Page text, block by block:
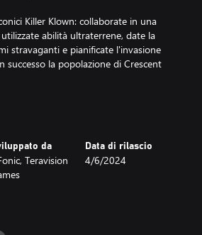
Killer Klown: collaborate in una
abilità ultraterrene, date la
stravaganti e pianificate l'invasione
successo la popolazione di Crescent
di sette coraggiosi cittadini di
aliena. da
Teravision
Data di rilascio
4/6/2024